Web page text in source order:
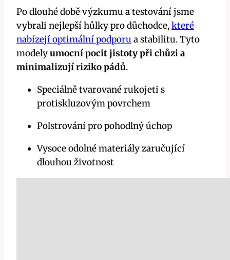
Po dlouhé době výzkumu a testování jsme
vybrali nejlepší hůlky pro důchodce,které
nabízejí optimální podporu a stabilitu. Tyto
modelyumocní pocit jistoty při chůzi a
minimalizují riziko pádů.
Speciálně tvarované rukojeti s
protiskluzovým povrchem
Polstrování pro pohodlný úchop
Vysoce odolné materiály zaručující
dlouhou životnost